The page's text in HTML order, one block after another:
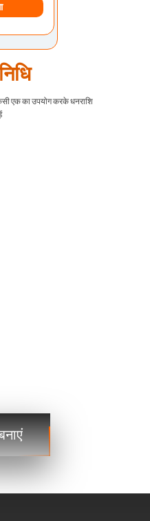
एक का उपयोग करके धनराशि
वैश्विक बाज़ारों तक पहुंचें!